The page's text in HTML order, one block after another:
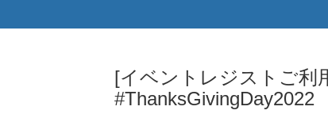
[イベントレジストご利
#ThanksGivingDay2022